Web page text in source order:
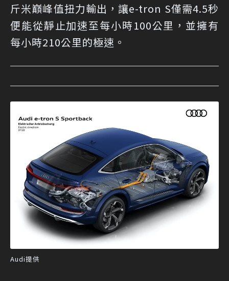
斤米巔峰值扭力輸出，讓e-tron S僅需4.5秒
便能從靜止加速至每小時100公里，並擁有
每小時210公里的極速。
Audi提供